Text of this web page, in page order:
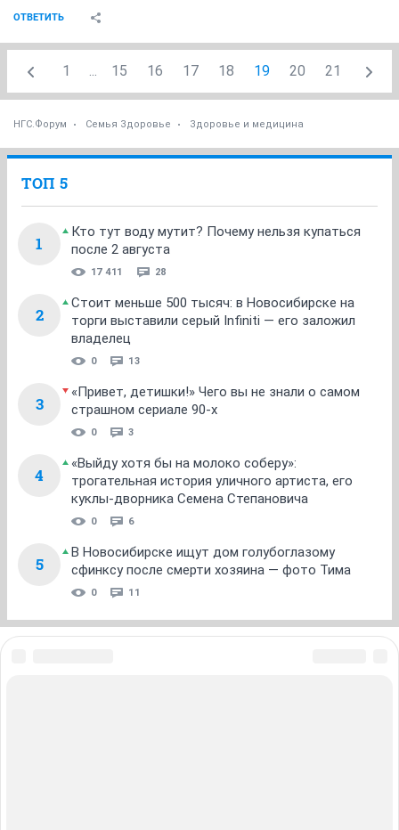
ОТВЕТИТЬ
1 ... 15 16 17 18 19 20 21
НГС.Форум Семья Здоровье Здоровье и медицина
ТОП 5
1
Кто тут воду мутит? Почему нельзя купаться
после 2 августа
17 411 28
2
Стоит меньше 500 тысяч: в Новосибирске на
торги выставили серый Infiniti — его заложил
владелец
0 13
3
«Привет, детишки!» Чего вы не знали о самом
страшном сериале 90-х
0 3
4
«Выйду хотя бы на молоко соберу»:
трогательная история уличного артиста, его
куклы-дворника Семена Степановича
0 6
5
В Новосибирске ищут дом голубоглазому
сфинксу после смерти хозяина — фото Тима
0 11